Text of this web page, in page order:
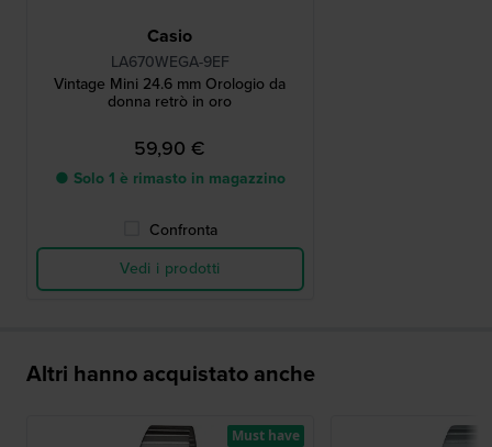
Casio
LA670WEGA-9EF
Vintage Mini 24.6 mm Orologio da
donna retrò in oro
59,90 €
● Solo 1 è rimasto in magazzino
Confronta
Vedi i prodotti
Altri hanno acquistato anche
Must have